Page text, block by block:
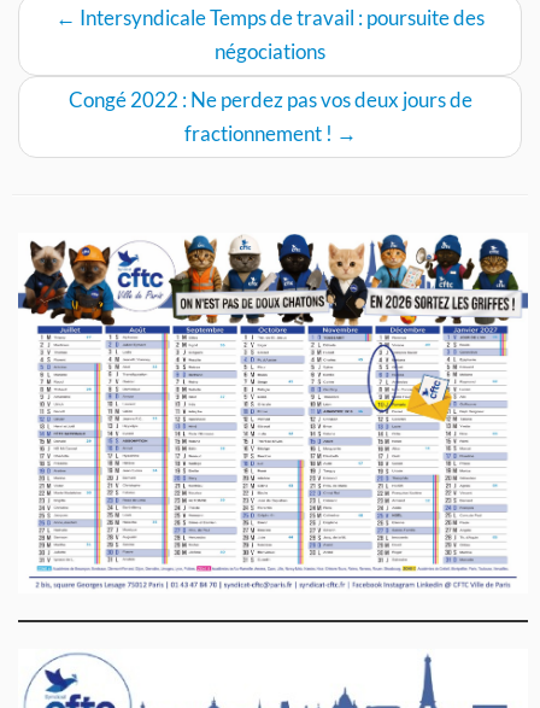
← Intersyndicale Temps de travail : poursuite des
négociations
Congé 2022 : Ne perdez pas vos deux jours de
fractionnement ! →